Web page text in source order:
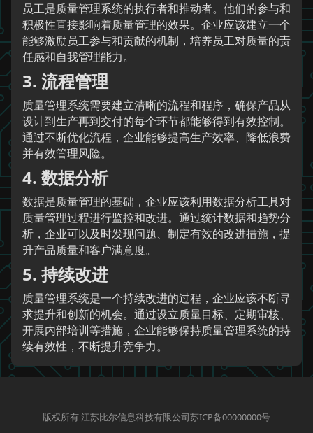
员工是质量管理系统的执行者和推动者。他们的参与和
积极性直接影响着质量管理的效果。企业应该建立一个
能够激励员工参与和贡献的机制，培养员工对质量的责
任感和自我管理能力。
3. 流程管理
质量管理系统需要建立清晰的流程和程序，确保产品从
设计到生产再到交付的每个环节都能够得到有效控制。
通过不断优化流程，企业能够提高生产效率、降低浪费
并有效管理风险。
4. 数据分析
数据是质量管理的基础，企业应该利用数据分析工具对
质量管理过程进行监控和改进。通过统计数据和趋势分
析，企业可以及时发现问题、制定有效的改进措施，提
升产品质量和客户满意度。
5. 持续改进
质量管理系统是一个持续改进的过程，企业应该不断寻
求提升和创新的机会。通过设立质量目标、定期审核、
开展内部培训等措施，企业能够保持质量管理系统的持
续有效性，不断提升竞争力。
版权所有 江苏比尔信息科技有限公司苏ICP备00000000号